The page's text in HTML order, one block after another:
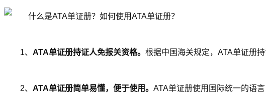
1、 ATA单证册持证人免报关资格。 根据中国海关规定，ATA单证册
2、 ATA单证册简单易懂，便于使用。 ATA单证册使用国际统一的语